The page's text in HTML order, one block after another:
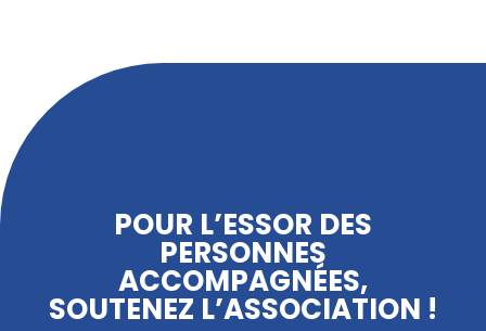
POUR L’ESSOR DES
PERSONNES
ACCOMPAGNÉES,
SOUTENEZ L’ASSOCIATION !